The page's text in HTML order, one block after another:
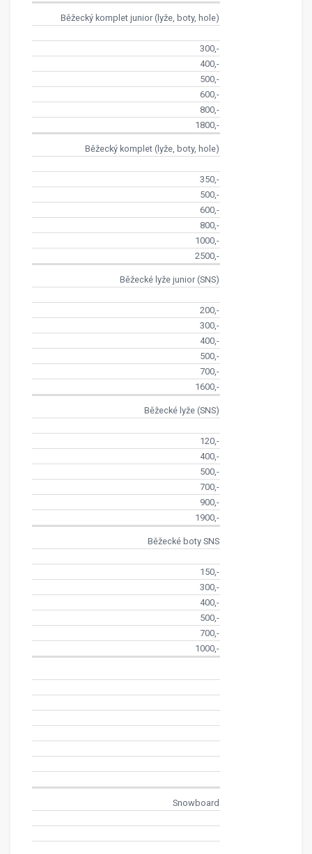
Běžecký komplet junior (lyže, boty, hole)
300,-
400,-
500,-
600,-
800,-
1800,-
Běžecký komplet (lyže, boty, hole)
350,-
500,-
600,-
800,-
1000,-
2500,-
Běžecké lyže junior (SNS)
200,-
300,-
400,-
500,-
700,-
1600,-
Běžecké lyže (SNS)
120,-
400,-
500,-
700,-
900,-
1900,-
Běžecké boty SNS
150,-
300,-
400,-
500,-
700,-
1000,-
Snowboard